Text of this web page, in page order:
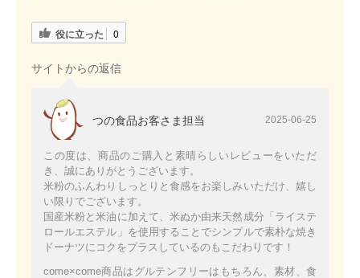
役に立った 0
サイトからの返信
つの食品お客さま担当 2025-06-25
この度は、商品のご購入と素晴らしいレビューをいただ
き、誠にありがとうございます。
米粉のふんわりしっとりと食感をお楽しみいただけ、嬉し
い限りでございます。
国産米粉と米油に加えて、米ぬか由来天然成分「ライステ
ロールエステル」を使用することでシンプルで素朴な焼き
ドーナツにコクをプラスしているのもこだわりです！
come×come商品はグルテンフリーはもちろん、素材、食